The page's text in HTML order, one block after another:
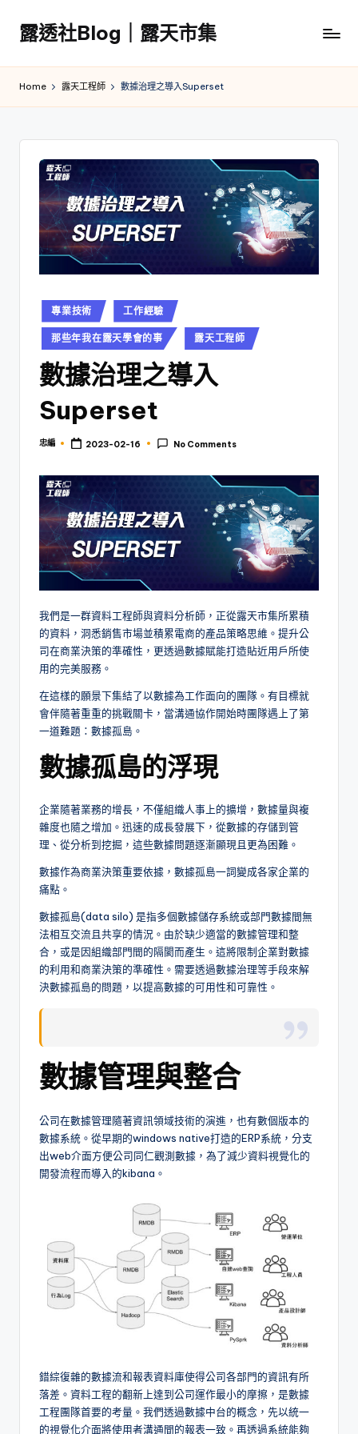
Skip
content
露透社Blog｜露天市集
社
Home 露天工程師 數據治理之導入Superset
Posted
in
專業技術 工作經驗
那些年我在露天學會的事 露天工程師
數據治理之導入
Superset
Posted
忠編 2023-02-16 No Comments
我們是一群資料工程師與資料分析師，正從露天市集所累積
的資料，洞悉銷售市場並積累電商的產品策略思維。提升公
司在商業決策的準確性，更透過數據賦能打造貼近用戶所使
用的完美服務。
在這樣的願景下集結了以數據為工作面向的團隊。有目標就
會伴隨著重重的挑戰關卡，當溝通協作開始時團隊遇上了第
一道難題：數據孤島。
數據孤島的浮現
企業隨著業務的增長，不僅組織人事上的擴增，數據量與複
雜度也隨之增加。迅速的成長發展下，從數據的存儲到管
理、從分析到挖掘，這些數據問題逐漸顯現且更為困難。
數據作為商業決策重要依據，數據孤島一詞變成各家企業的
痛點。
數據孤島(data silo) 是指多個數據儲存系統或部門數據間無
法相互交流且共享的情況。由於缺少適當的數據管理和整
合，或是因組織部門間的隔閡而產生。這將限制企業對數據
的利用和商業決策的準確性。需要透過數據治理等手段來解
決數據孤島的問題，以提高數據的可用性和可靠性。
數據管理與整合
公司在數據管理隨著資訊領域技術的演進，也有數個版本的
數據系統。從早期的windows native打造的ERP系統，分支
出web介面方便公司同仁觀測數據，為了減少資料視覺化的
開發流程而導入的kibana。
錯綜復雜的數據流和報表資料庫使得公司各部門的資訊有所
落差。資料工程的翻新上達到公司運作最小的摩擦，是數據
工程團隊首要的考量。我們透過數據中台的概念，先以統一
的視覺化介面將使用者溝通間的報表一致。再透過系統能夠